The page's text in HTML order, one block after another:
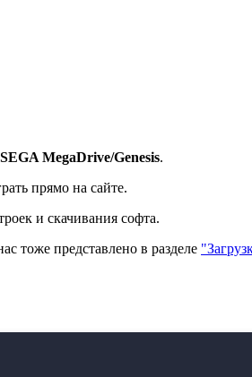
SEGA MegaDrive/Genesis.
прямо на сайте.
и скачивания софта.
тоже представлено в разделе